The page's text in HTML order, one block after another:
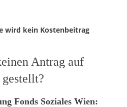
wird kein Kostenbeitrag
Antrag auf
Fonds Soziales Wien: